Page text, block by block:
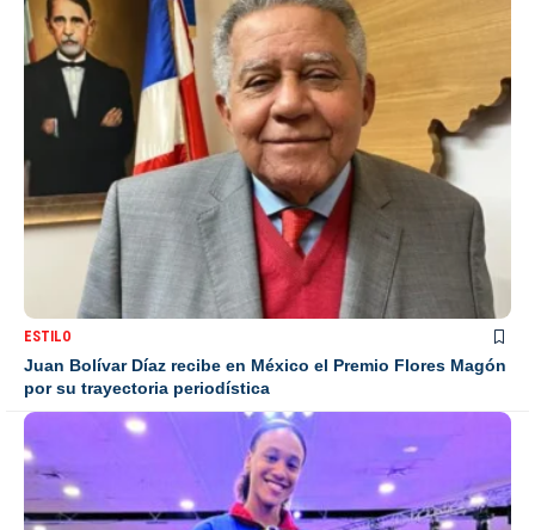
ESTILO
Juan Bolívar Díaz recibe en México el Premio Flores Magón
por su trayectoria periodística